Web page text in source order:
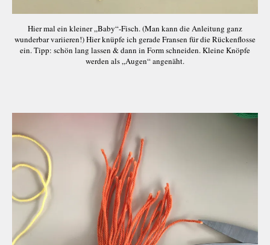
Hier mal ein kleiner „Baby“-Fisch. (Man kann die Anleitung ganz
wunderbar variieren!) Hier knüpfe ich gerade Fransen für die Rückenflosse
ein. Tipp: schön lang lassen & dann in Form schneiden. Kleine Knöpfe
werden als „Augen“ angenäht.